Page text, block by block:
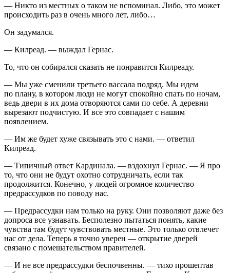
— Никто из местных о таком не вспоминал. Либо, это может
происходить раз в очень много лет, либо…
Он задумался.
— Килреад. — выждал Гернас.
То, что он собирался сказать не понравится Килреаду.
— Мы уже сменили третьего вассала подряд. Мы идем
по плану, в котором люди не могут спокойно спать по ночам,
ведь двери в их дома отворяются сами по себе. А деревни
вырезают подчистую. И все это совпадает с нашим
появлением.
— Им же будет хуже связывать это с нами. — ответил
Килреад.
— Типичный ответ Кардинала. — вздохнул Гернас. — Я про
то, что они не будут охотно сотрудничать, если так
продолжится. Конечно, у людей огромное количество
предрассудков по поводу нас.
— Предрассудки нам только на руку. Они позволяют даже без
допроса все узнавать. Бесполезно пытаться понять, какие
чувства там будут чувствовать местные. Это только отвлечет
нас от дела. Теперь я точно уверен — открытие дверей
связано с помешательством правителей.
— И не все предрассудки беспочвенны. — тихо прошептав